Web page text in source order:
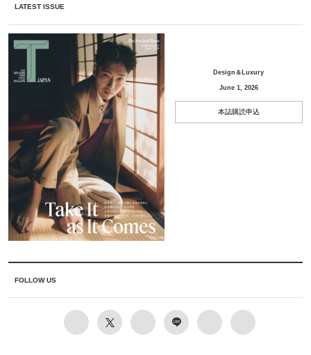
LATEST ISSUE
Design＆Luxury
June 1, 2026
本誌購読申込
FOLLOW US